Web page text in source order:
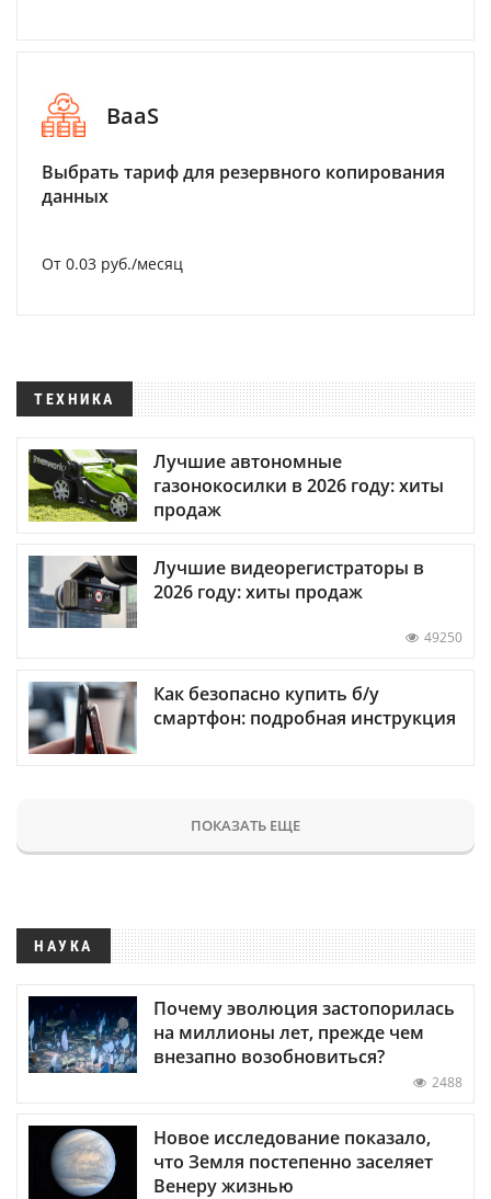
BaaS
Выбрать тариф для резервного копирования
данных
От 0.03 руб./месяц
ТЕХНИКА
Лучшие автономные
газонокосилки в 2026 году: хиты
продаж
Лучшие видеорегистраторы в
2026 году: хиты продаж
49250
Как безопасно купить б/у
смартфон: подробная инструкция
ПОКАЗАТЬ ЕЩЕ
НАУКА
Почему эволюция застопорилась
на миллионы лет, прежде чем
внезапно возобновиться?
2488
Новое исследование показало,
что Земля постепенно заселяет
Венеру жизнью